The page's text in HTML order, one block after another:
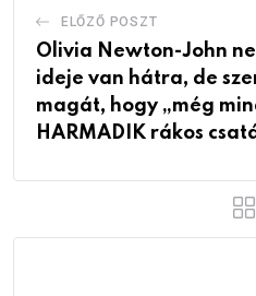
ELŐZŐ POSZT
Olivia Newton-John
ideje van hátra, de
magát, hogy „még
HARMADIK rákos